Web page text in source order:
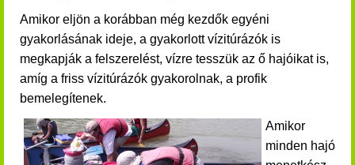
Amikor eljön a korábban még kezdők egyéni
gyakorlásának ideje, a gyakorlott vízitúrázók is
megkapják a felszerelést, vízre tesszük az ő hajóikat is,
amíg a friss vízitúrázók gyakorolnak, a profik
bemelegítenek.
Amikor
minden hajó